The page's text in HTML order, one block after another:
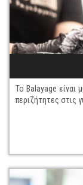
Το Βalayage είναι
περιζήτητες στις